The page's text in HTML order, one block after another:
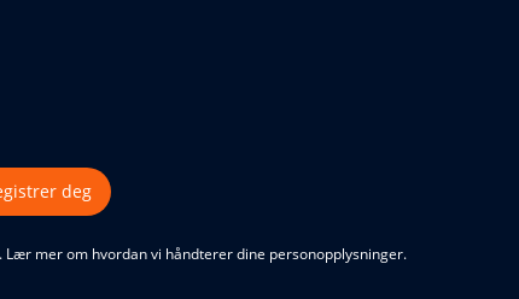
deg
mer om hvordan vi håndterer dine personopplysninger.